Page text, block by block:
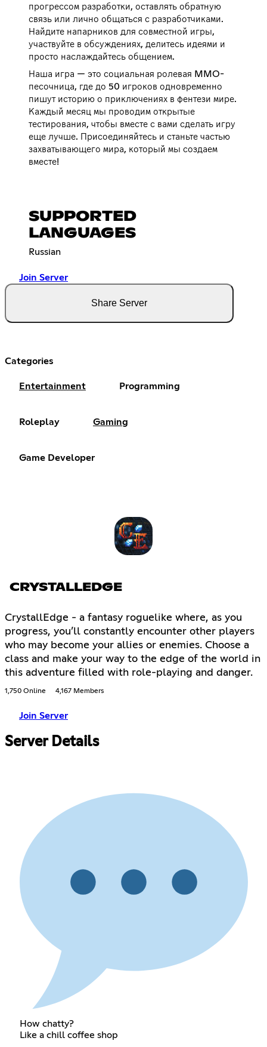
прогрессом разработки, оставлять обратную
связь или лично общаться с разработчиками.
Найдите напарников для совместной игры,
участвуйте в обсуждениях, делитесь идеями и
просто наслаждайтесь общением.
Наша игра — это социальная ролевая MMO-
песочница, где до 50 игроков одновременно
пишут историю о приключениях в фентези мире.
Каждый месяц мы проводим открытые
тестирования, чтобы вместе с вами сделать игру
еще лучше. Присоединяйтесь и станьте частью
захватывающего мира, который мы создаем
вместе!
SUPPORTED
LANGUAGES
Russian
Join Server
Share Server
Categories
Entertainment Programming
Roleplay Gaming
Game Developer
CRYSTALLEDGE
CrystallEdge - a fantasy roguelike where, as you
progress, you’ll constantly encounter other players
who may become your allies or enemies. Choose a
class and make your way to the edge of the world in
this adventure filled with role-playing and danger.
1,750 Online 4,167 Members
Join Server
Server Details
How chatty?
Like a chill coffee shop